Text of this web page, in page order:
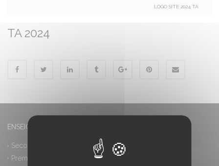
LOGO SITE 2024 TA
TA 2024
ENSEIGNEMENT GÉNÉRAL
Seconde générale et technologique
Première générale